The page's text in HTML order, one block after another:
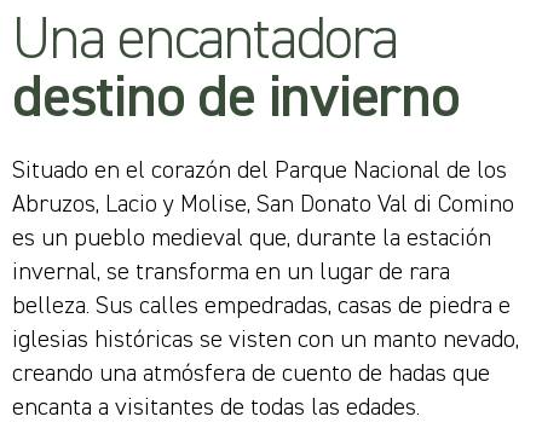
Una encantadora
destino de invierno
Situado en el corazón del Parque Nacional de los
Abruzos, Lacio y Molise, San Donato Val di Comino
es un pueblo medieval que, durante la estación
invernal, se transforma en un lugar de rara
belleza. Sus calles empedradas, casas de piedra e
iglesias históricas se visten con un manto nevado,
creando una atmósfera de cuento de hadas que
encanta a visitantes de todas las edades.